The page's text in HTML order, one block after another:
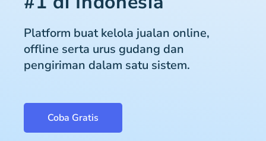
Platform buat kelola jualan online,
offline serta urus gudang dan
pengiriman dalam satu sistem.
Coba Gratis